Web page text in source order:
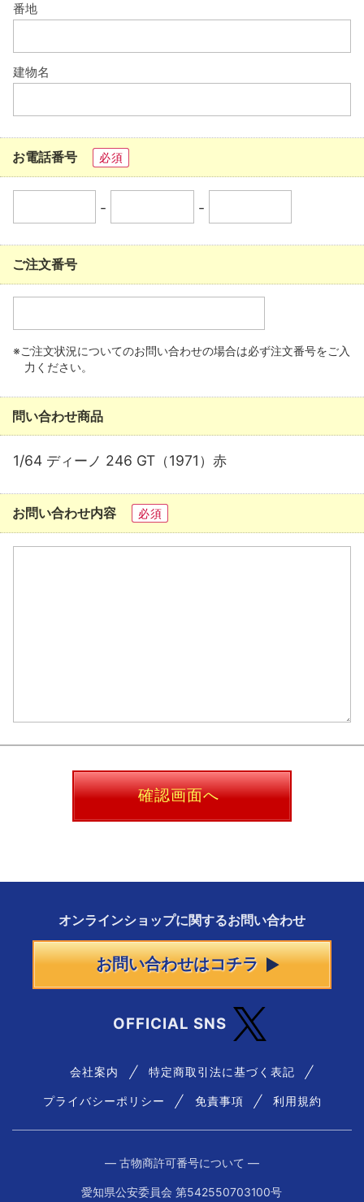
番地
建物名
お電話番号 必須
- -
ご注文番号
※ご注文状況についてのお問い合わせの場合は必ず注文番号をご入
力ください。
問い合わせ商品
1/64 ディーノ 246 GT（1971）赤
お問い合わせ内容 必須
確認画面へ
オンラインショップに関するお問い合わせ
お問い合わせはコチラ
OFFICIAL SNS
会社案内 特定商取引法に基づく表記
プライバシーポリシー 免責事項 利用規約
― 古物商許可番号について ―
愛知県公安委員会 第542550703100号